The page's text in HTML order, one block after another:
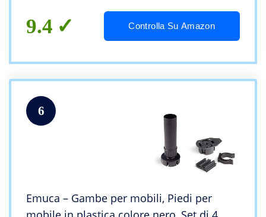
9.4 Controlla Su Amazon
6
Emuca – Gambe per mobili, Piedi per